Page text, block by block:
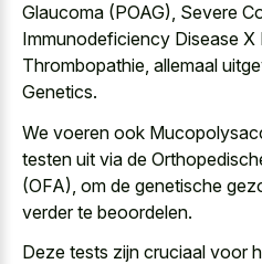
Glaucoma (POAG), Severe
Immunodeficiency Disease X
Thrombopathie, allemaal
Genetics.
We voeren ook
testen uit via de
(OFA), om de genetische
verder te beoordelen.
Deze tests zijn cruciaal voor